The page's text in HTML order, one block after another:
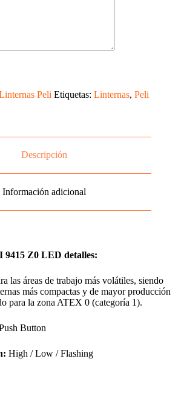
Peli Etiquetas: Linternas, Peli
Descripción
Información adicional
Z0 LED detalles:
las áreas de trabajo más volátiles, siendo
más compactas y de mayor producción
para la zona ATEX 0 (categoría 1).
Button
High / Low / Flashing